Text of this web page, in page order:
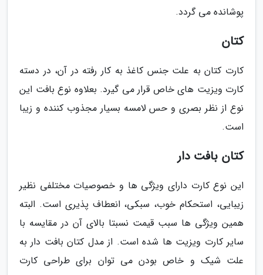
پوشانده می گردد.
کتان
کارت کتان به علت جنس کاغذ به کار رفته در آن، در دسته
کارت ویزیت های خاص قرار می گیرد. بعلاوه نوع بافت این
نوع از نظر بصری و حس لامسه بسیار مجذوب کننده و زیبا
است.
کتان بافت دار
این نوع کارت دارای ویژگی ها و خصوصیات مختلفی نظیر
زیبایی، استحکام خوب، سبکی، انعطاف پذیری است. البته
همین ویژگی ها سبب قیمت نسبتا بالای آن در مقایسه با
سایر کارت ویزیت ها شده است. از مدل کتان بافت دار به
علت شیک و خاص بودن می توان برای طراحی کارت